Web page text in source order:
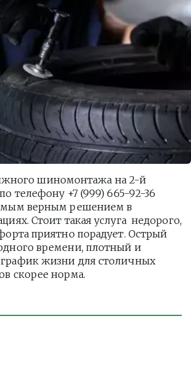
шиномонтажа на 2-й
телефону +7 (999) 665-92-36
верным решением в
Стоит такая услуга  недорого,
приятно порадует. Острый
времени, плотный и
жизни для столичных
скорее норма.